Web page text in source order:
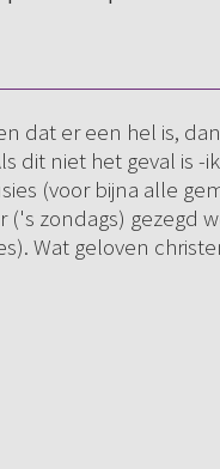
dat er een hel is,
dit niet het geval is
(voor bijna alle
zondags) gezegd
Wat geloven